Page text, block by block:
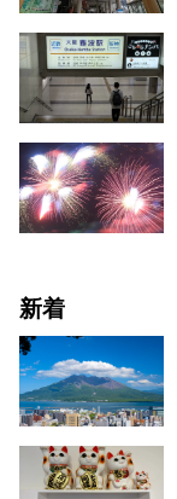
新着